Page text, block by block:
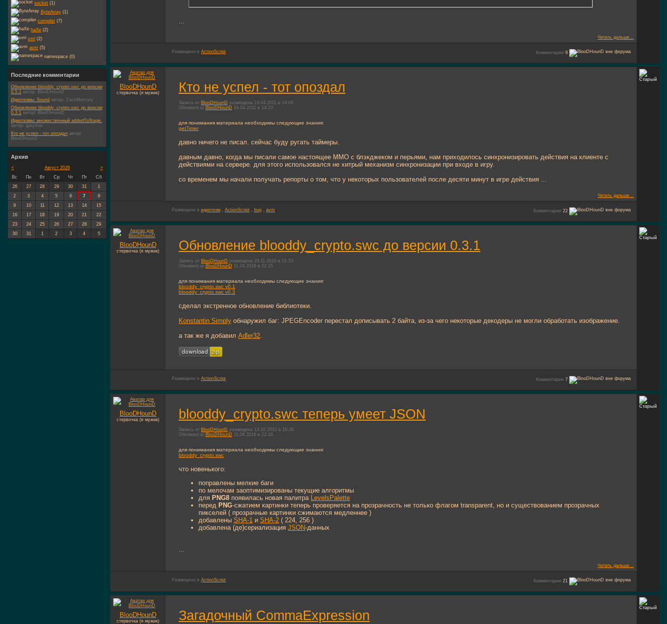
Читать дальше...
Размещено в ActionScript Комментарии 9
BlooDHounD
стервочка (я мужик) Кто не успел - тот опоздал
Запись от BlooDHounD размещена 19.04.2011 в 14:09
Обновил(-а) BlooDHounD 19.04.2011 в 14:23
для понимания материала необходимы следующие знания:
getTimer
давно ничего не писал. сейчас буду ругать таймеры.
давным давно, когда мы писали самое настоящее ММО с блэкджеком и перьями, нам приходилось синхронизировать действия на клиенте с
действиями на сервере. для этого использовался не хитрый механизм синхронизации при входе в игру.
со временем мы начали получать репорты о том, что у некоторых пользователей после десяти минут в игре действия ...
Читать дальше...
Размещено в идиотизм , ActionScript , bug , avm Комментарии 22
BlooDHounD
стервочка (я мужик) Обновление blooddy_crypto.swc до версии 0.3.1
Запись от BlooDHounD размещена 29.11.2010 в 01:53
Обновил(-а) BlooDHounD 11.04.2016 в 22:15
для понимания материала необходимы следующие знания:
blooddy_crypto.swc v0.1
blooddy_crypto.swc v0.3
сделал экстренное обновление библиотеки.
Konstantin Simply обнаружил баг: JPEGEncoder перестал дописывать 2 байта, из-за чего некоторые декодеры не могли обработать изображение.
а так же я добавил Adler32.
Размещено в ActionScript Комментарии 7
BlooDHounD
стервочка (я мужик) blooddy_crypto.swc теперь умеет JSON
Запись от BlooDHounD размещена 13.10.2010 в 19:30
Обновил(-а) BlooDHounD 11.04.2016 в 22:16
для понимания материала необходимы следующие знания:
blooddy_crypto.swc
что новенького:
поправлены мелкие баги
по мелочам заоптимизированы текущие алгоритмы
для PNG8 появилась новая палитра LevelsPalette
перед PNG-сжатием картинки теперь проверяется на прозрачность не только флагом transparent, но и существованием прозрачных
пикселей ( прозрачные картинки сжимаются медленнее )
добавлены SHA-1 и SHA-2 ( 224, 256 )
добавлена (де)сериализация JSON-данных
Читать дальше...
Размещено в ActionScript Комментарии 21
BlooDHounD
стервочка (я мужик) Загадочный CommaExpression
socket (1)
ByteArray (1)
compiler (7)
haXe (2)
xml (2)
avm (5)
namespace (0)
Последние комментарии
Обновление blooddy_crypto.swc до версии
0.5.1 автор: BlooDHounD
Идиотизмы: Sound автор: ZackMercury
Обновление blooddy_crypto.swc до версии
0.3.1 автор: BlooDHounD
Идиотизмы: множественный addedToStage.
автор: garymar
Кто не успел - тот опоздал автор:
BlooDHounD
Архив
< >
Август 2026
Вс
Пн Вт Ср Чт Пт
Сб
26
27 28 29 30 31
1
2
3 4 5 6 7
8
9
10 11 12 13 14
15
16
17 18 19 20 21
22
23
24 25 26 27 28
29
30
31 1 2 3 4 5